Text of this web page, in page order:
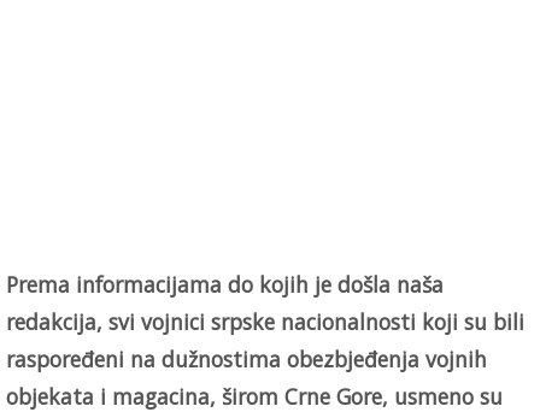
Prema informacijama do kojih je došla naša
redakcija, svi vojnici srpske nacionalnosti koji su bili
raspoređeni na dužnostima obezbjeđenja vojnih
objekata i magacina, širom Crne Gore, usmeno su